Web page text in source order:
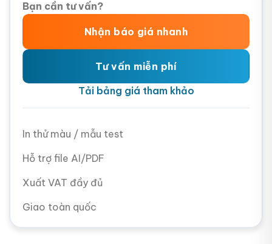
Bạn cần tư vấn?
Nhận báo giá nhanh
Tư vấn miễn phí
Tải bảng giá tham khảo
In thử màu / mẫu test
Hỗ trợ file AI/PDF
Xuất VAT đầy đủ
Giao toàn quốc